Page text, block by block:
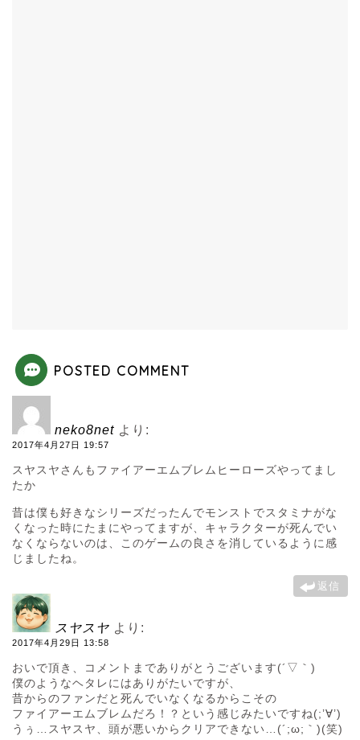
POSTED COMMENT
neko8net より:
2017年4月27日 19:57
スヤスヤさんもファイアーエムブレムヒーローズやってまし
たか
昔は僕も好きなシリーズだったんでモンストでスタミナがな
くなった時にたまにやってますが、キャラクターが死んでい
なくならないのは、このゲームの良さを消しているように感
じましたね。
返信
スヤスヤ より:
2017年4月29日 13:58
おいで頂き、コメントまでありがとうございます(´▽｀)
僕のようなヘタレにはありがたいですが、
昔からのファンだと死んでいなくなるからこその
ファイアーエムブレムだろ！？という感じみたいですね(;’∀’)
うぅ…スヤスヤ、頭が悪いからクリアできない…(´;ω;｀)(笑)